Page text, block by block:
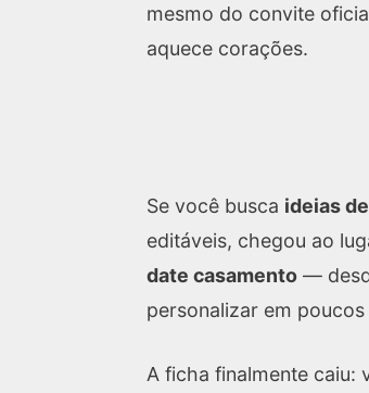
mesmo do convite
aquece corações.
Se você busca ideias
editáveis, chegou ao
date casamento—
personalizar em poucos
A ficha finalmente caiu: